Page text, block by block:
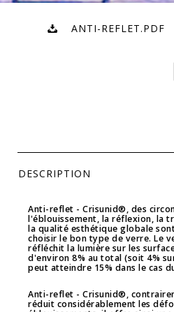
ANTI-REFLET.PDF
DESCRIPTION
Anti-reflet - Crisunid®, des
l'éblouissement, la réflexion, la
la qualité esthétique globale
choisir le bon type de verre. Le
réfléchit la lumière sur les
d'environ 8% au total (soit 4%
peut atteindre 15% dans le cas
Anti-reflet - Crisunid®,
réduit considérablement les